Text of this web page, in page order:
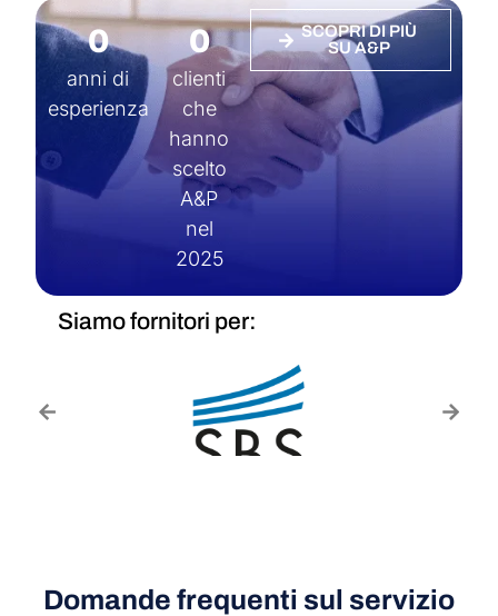
anni di
esperienza
0
clienti
che
hanno
scelto
A&P
nel
2025
0
SCOPRI DI PIÙ
SU A&P
Siamo fornitori per:
Domande frequenti sul servizio